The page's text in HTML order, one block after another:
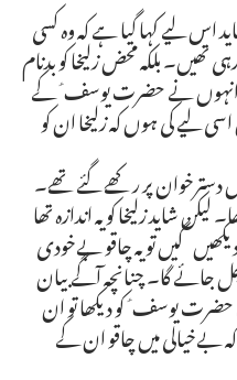
اس لیے کہا گیا ہے کہ وہ کسی
تھیں۔ بلکہ محض زلیخا کو بدنام
کہ انہوں نے حضرت یوسف ؑ کے
لیے کی ہوں کہ زلیخا ان کو
دسترخوان پر رکھے گئے تھے۔
شاید زلیخا کو یہ اندازہ تھا
گیں تو یہ چاقو بےخودی
جائے گا۔ چنانچہ آگے بیان
حضرت یوسف ؑ کو دیکھا تو ان
بےخیالی میں چاقو ان کے